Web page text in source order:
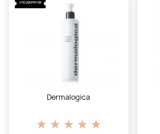
+ПОДАРУНОК
Dermalogica